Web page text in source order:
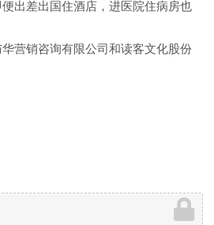
出差出国住酒店，进医院住病房也
营销咨询有限公司和读客文化股份